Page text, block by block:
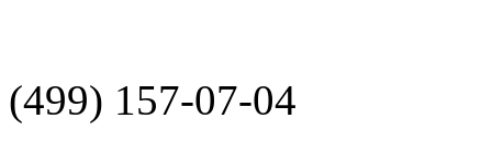
(499) 157-07-04